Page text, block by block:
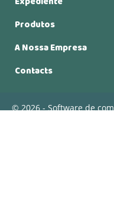
Produtos
A Nossa Empresa
Contacts
© 2026 - Software de